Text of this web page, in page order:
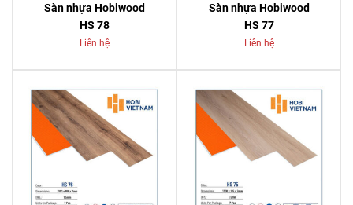
Sàn nhựa Hobiwood
HS 78
Liên hệ
Sàn nhựa Hobiwood
HS 77
Liên hệ